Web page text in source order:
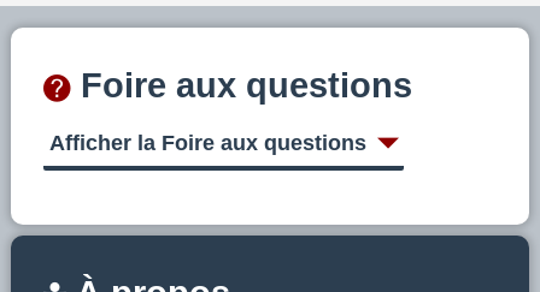
Foire aux questions
Afficher la Foire aux questions